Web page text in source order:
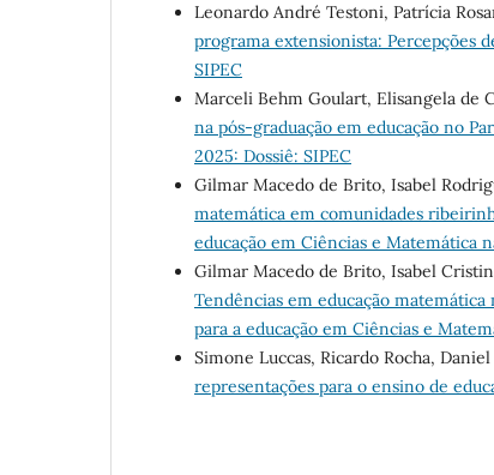
Leonardo André Testoni, Patrícia
programa extensionista: Percepções
SIPEC
Marceli Behm Goulart, Elisangela de
na pós-graduação em educação no
2025: Dossiê: SIPEC
Gilmar Macedo de Brito, Isabel
matemática em comunidades
educação em Ciências e Matemática
Gilmar Macedo de Brito, Isabel
Tendências em educação matemática
para a educação em Ciências e
Simone Luccas, Ricardo Rocha,
representações para o ensino de